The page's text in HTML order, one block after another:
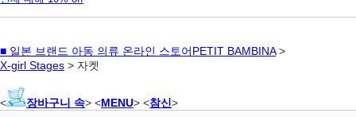
■ 일본 브랜드 아동 의류 온라인 스토어PETIT BAMBINA>
X-girl Stages > 자켓
< 장바구니 속> <MENU> <참신>